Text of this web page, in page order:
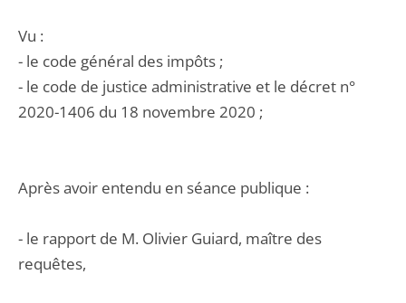
Vu :
- le code général des impôts ;
- le code de justice administrative et le décret n°
2020-1406 du 18 novembre 2020 ;
Après avoir entendu en séance publique :
- le rapport de M. Olivier Guiard, maître des
requêtes,